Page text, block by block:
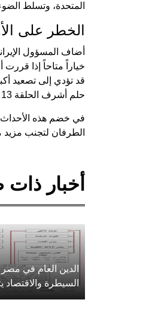
المتحدة، وتسلط
الخطر على
أضاف المسؤول
خياراً متاحاً إذا قررت
قد تؤدي إلى تصعيد
حلم أشرف الحلقة 13
في خضم هذه الأحداث،
الطرفان لتجنب مزيد
أخبار
الدين العام في
السيطرة والاقتصاد